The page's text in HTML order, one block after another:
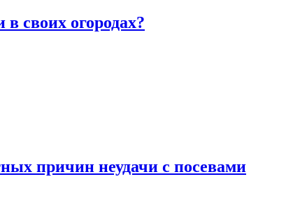
в своих огородах?
причин неудачи с посевами